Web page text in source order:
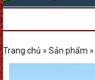
Trang chủ » Sản phẩm »